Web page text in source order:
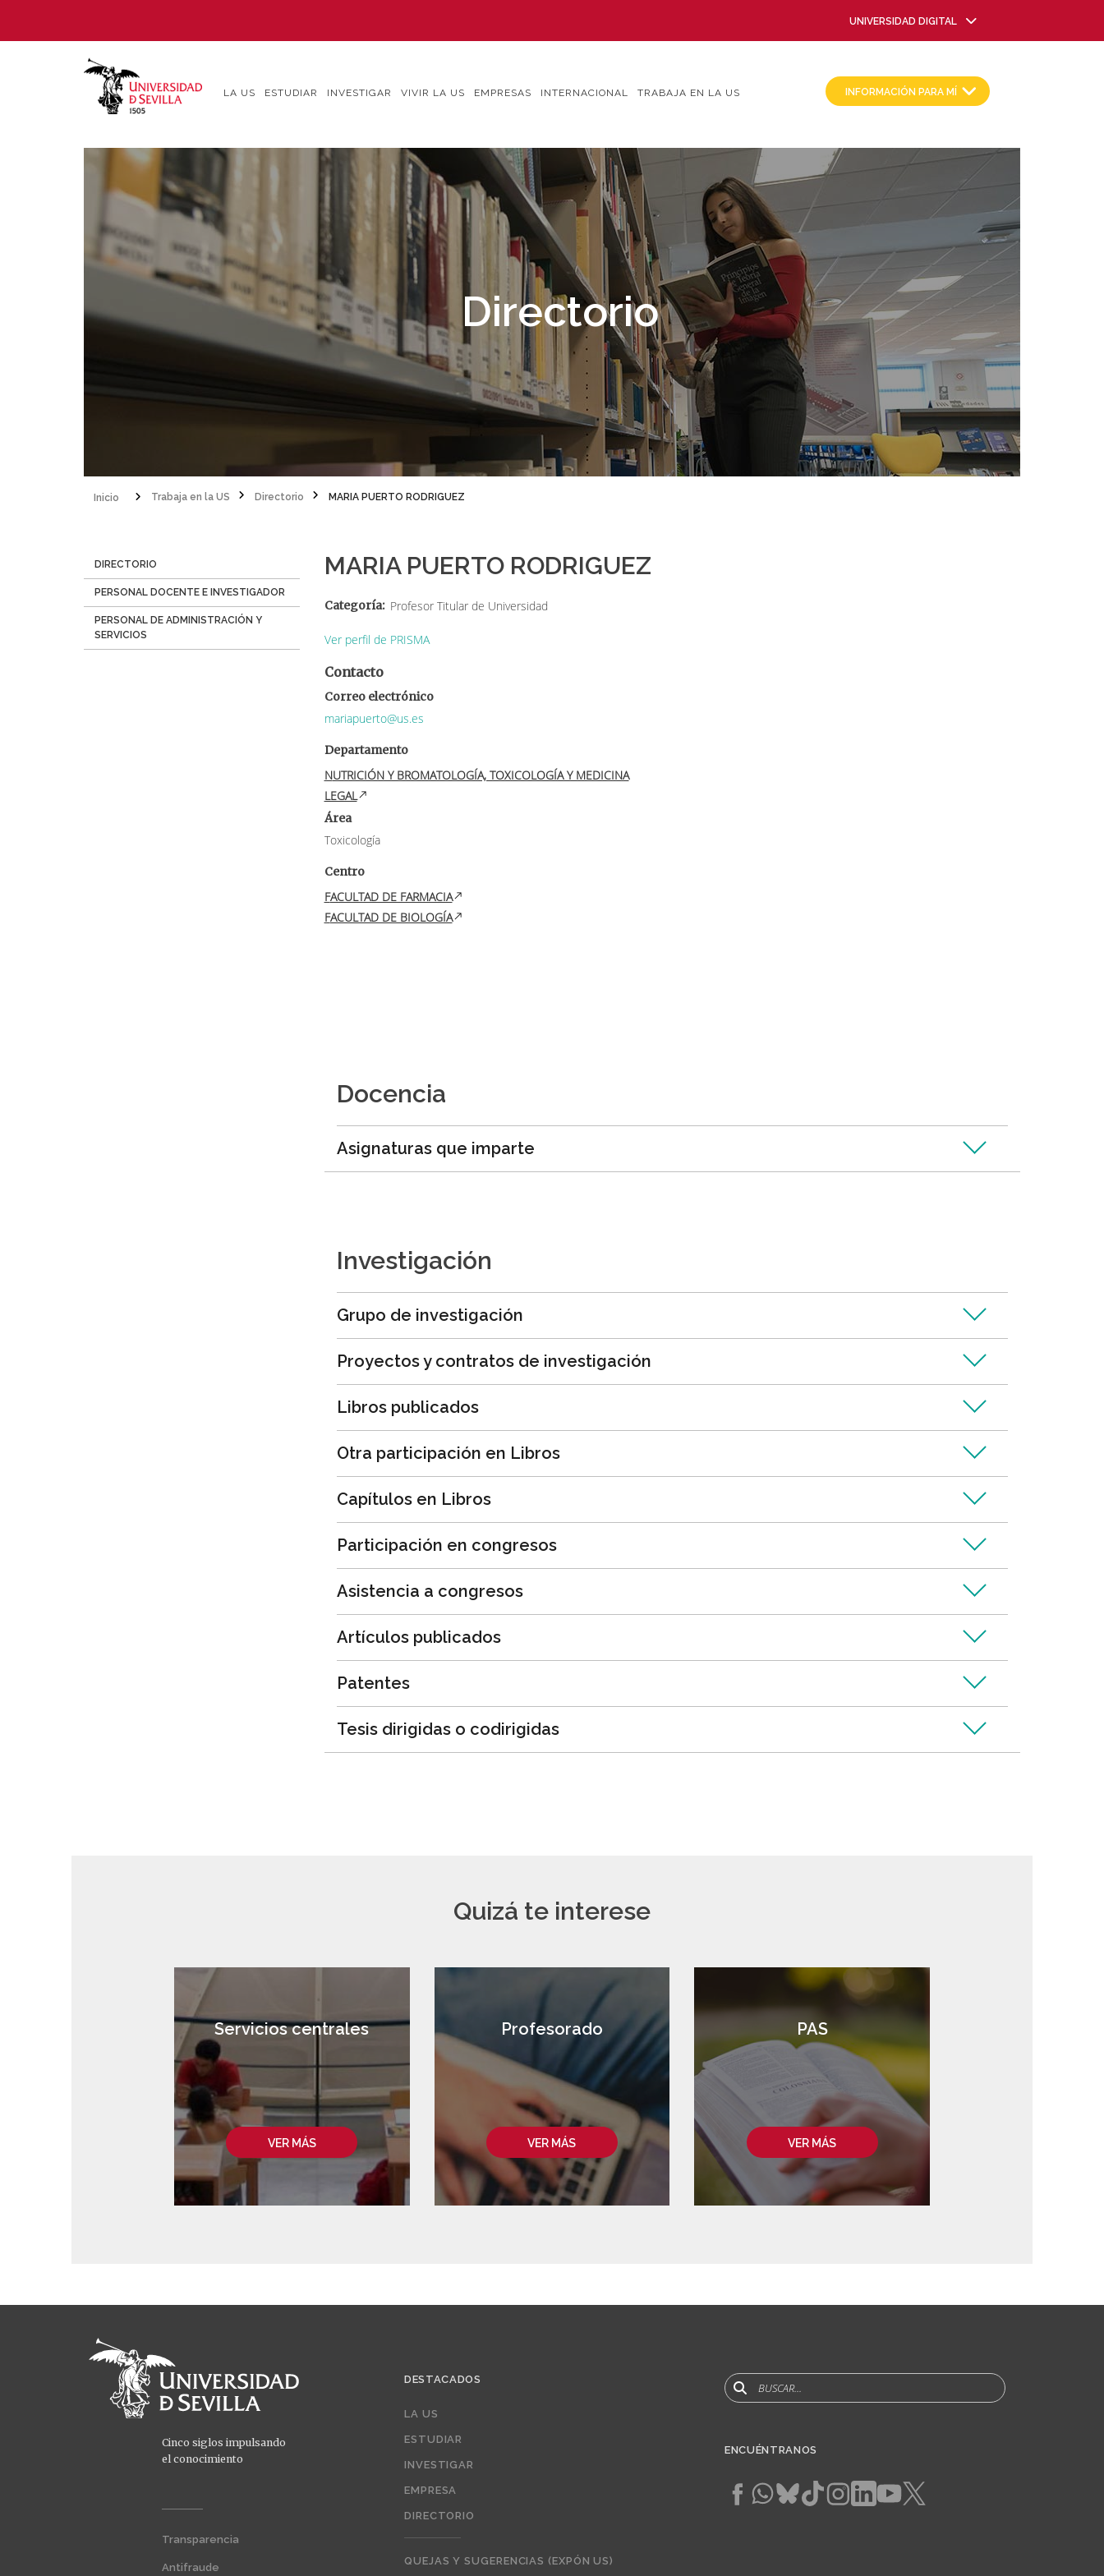
contenido
UNIVERSIDAD DIGITAL
LA US ESTUDIAR INVESTIGAR VIVIR LA US EMPRESAS INTERNACIONAL TRABAJA EN LA US INFORMACIÓN PARA MÍ
Directorio
de
ayuda
a
Trabaja en la US
Directorio MARIA PUERTO RODRIGUEZ
MARIA PUERTO RODRIGUEZ
Categoría Profesor Titular de Universidad
Ver perfil de PRISMA
Contacto
Correo electrónico
mariapuerto@us.es
Departamento
NUTRICIÓN Y BROMATOLOGÍA, TOXICOLOGÍA Y MEDICINA
LEGAL
Área
Toxicología
Centro
FACULTAD DE FARMACIA
FACULTAD DE BIOLOGÍA
Docencia
Asignaturas que imparte
Investigación
Grupo de investigación
Proyectos y contratos de investigación
Libros publicados
Otra participación en Libros
Capítulos en Libros
Participación en congresos
Asistencia a congresos
Artículos publicados
Patentes
Tesis dirigidas o codirigidas
Menú
Directorio
DIRECTORIO
PERSONAL DOCENTE E INVESTIGADOR
PERSONAL DE ADMINISTRACIÓN Y
SERVICIOS
Quizá te interese
VER MÁS
Servicios centrales
VER MÁS
Profesorado
VER MÁS
PAS
Cinco siglos impulsando
el conocimiento
Transparencia
Antifraude
DESTACADOS
LA US
ESTUDIAR
INVESTIGAR
EMPRESA
DIRECTORIO
QUEJAS Y SUGERENCIAS (EXPÓN US)
Buscar
ENCUÉNTRANOS